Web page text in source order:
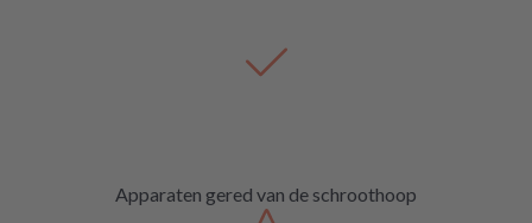
Apparaten gered van de schroothoop